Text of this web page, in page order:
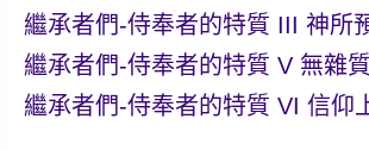
繼承者們-侍奉者的特質 III 神所
繼承者們-侍奉者的特質 V 無雜
繼承者們-侍奉者的特質 VI 信仰